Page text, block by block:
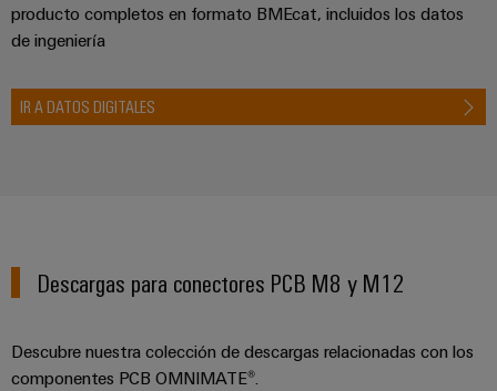
producto completos en formato BMEcat, incluidos los datos
de ingeniería
IR A DATOS DIGITALES
Descargas para conectores PCB M8 y M12
Descubre nuestra colección de descargas relacionadas con los
componentes PCB OMNIMATE®.